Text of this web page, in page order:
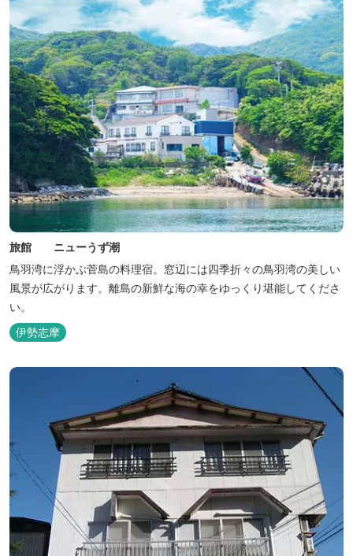
旅館 ニューうず潮
鳥羽湾に浮かぶ菅島の料理宿。窓辺には四季折々の鳥羽湾の美しい
風景が広がります。離島の新鮮な海の幸をゆっくり堪能してくださ
い。
伊勢志摩